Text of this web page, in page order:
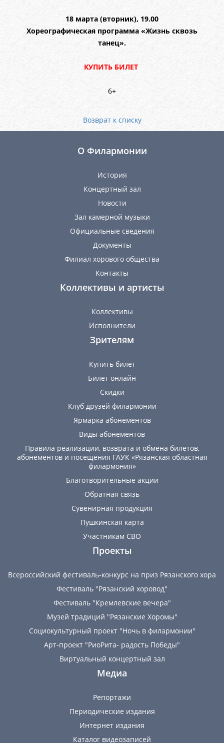
18 марта (вторник), 19.00
Хореографическая программа «Жизнь сквозь
танец».
КУПИТЬ БИЛЕТ
6+
Возврат к списку
О Филармонии
История
Концертный зал
Новости
Зал камерной музыки
Официальные сведения
Документы
Филиал хорового общества
Контакты
Коллективы и артисты
Коллективы
Исполнители
Зрителям
Купить билет
Билет онлайн
Скидки
Клуб друзей филармонии
Ярмарка абонементов
Виды абонементов
Правила реализации, возврата и обмена билетов,
абонементов и посещения ГАУК «Рязанская областная
филармония»
Благотворительные акции
Обратная связь
Сувенирная продукция
Пушкинская карта
Участникам СВО
Проекты
Всероссийский фестиваль-конкурс на приз Рязанского хора
Фестиваль "Рязанский хоровод"
Фестиваль "Кремлевские вечера"
Музей традиций "Рязанские Хоромы"
Социокультурный проект "Ночь в филармонии"
Арт-проект "РиоРита- радость Победы"
Виртуальный концертный зал
Медиа
Репортажи
Периодические издания
Интернет издания
Каталог видеозаписей